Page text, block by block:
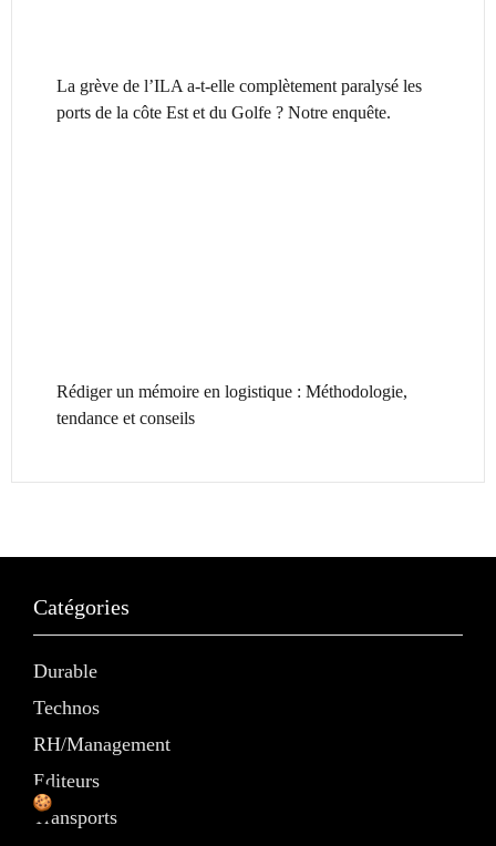
La grève de l’ILA a-t-elle complètement paralysé les
ports de la côte Est et du Golfe ? Notre enquête.
Rédiger un mémoire en logistique : Méthodologie,
tendance et conseils
Catégories
Durable
Technos
RH/Management
Editeurs
Transports